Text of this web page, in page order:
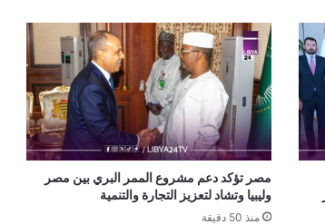
مصر تؤكد دعم مشروع الممر البري بين مصر
وليبيا وتشاد لتعزيز التجارة والتنمية
منذ 50 دقيقة